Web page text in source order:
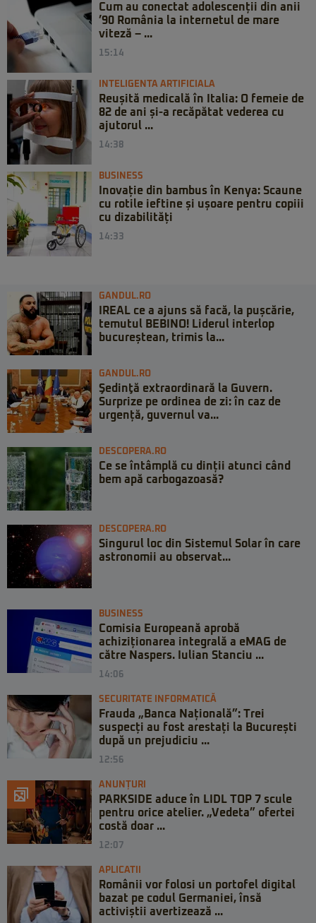
Cum au conectat adolescenții din anii
’90 România la internetul de mare
viteză – ...
15:14
INTELIGENTA ARTIFICIALA
Reușită medicală în Italia: O femeie de
82 de ani și-a recăpătat vederea cu
ajutorul ...
14:38
BUSINESS
Inovație din bambus în Kenya: Scaune
cu rotile ieftine și ușoare pentru copiii
cu dizabilități
14:33
GANDUL.RO
IREAL ce a ajuns să facă, la pușcărie,
temutul BEBINO! Liderul interlop
bucureștean, trimis la...
GANDUL.RO
Şedinţă extraordinară la Guvern.
Surprize pe ordinea de zi: în caz de
urgență, guvernul va...
DESCOPERA.RO
Ce se întâmplă cu dinții atunci când
bem apă carbogazoasă?
DESCOPERA.RO
Singurul loc din Sistemul Solar în care
astronomii au observat...
BUSINESS
Comisia Europeană aprobă
achiziționarea integrală a eMAG de
către Naspers. Iulian Stanciu ...
14:06
SECURITATE INFORMATICĂ
Frauda „Banca Națională”: Trei
suspecți au fost arestați la București
după un prejudiciu ...
12:56
ANUNȚURI
PARKSIDE aduce în LIDL TOP 7 scule
pentru orice atelier. „Vedeta” ofertei
costă doar ...
12:07
APLICATII
Românii vor folosi un portofel digital
bazat pe codul Germaniei, însă
activiștii avertizează ...